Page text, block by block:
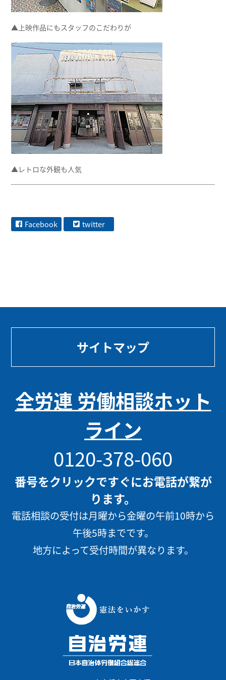
▲上映作品にもスタッフのこだわりが
▲レトロな外観も人気
Facebook twitter
サイトマップ
全労連 労働相談ホット
ライン
0120-378-060
番号をクリックですぐにお電話が繋が
ります。
電話相談の受付は月曜から金曜の午前10時から
午後5時までです。
地方によって受付時間が異なります。